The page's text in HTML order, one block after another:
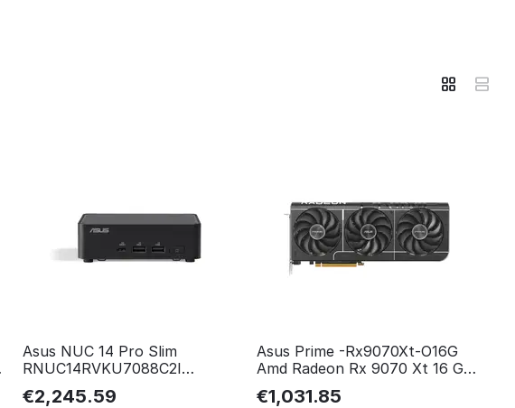
Asus NUC 14 Pro Slim
RNUC14RVKU7088C2I
90AS0071-M000J0
€2,245.59
Asus Prime -Rx9070Xt-O16G
Amd Radeon Rx 9070 Xt 16 Gb
Gddr6 90YV0L71-M0NA00
€1,031.85